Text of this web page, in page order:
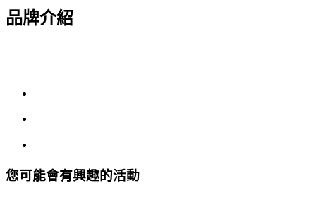
品牌介紹
您可能會有興趣的活動